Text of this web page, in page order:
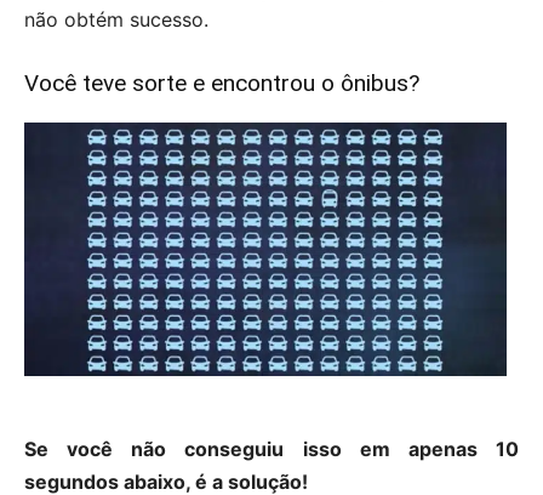
não obtém sucesso.
Você teve sorte e encontrou o ônibus?
Se você não conseguiu isso em apenas 10
segundos abaixo, é a solução!